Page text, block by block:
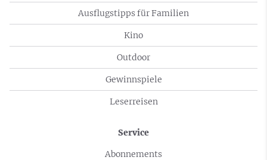
Ausflugstipps für Familien
Kino
Outdoor
Gewinnspiele
Leserreisen
Service
Abonnements